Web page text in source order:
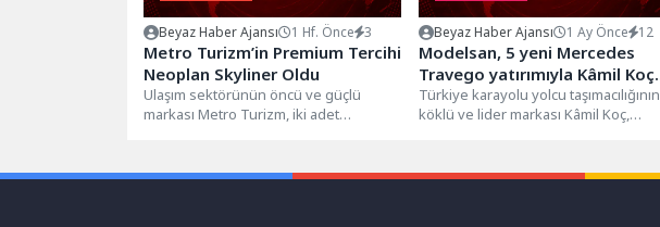
Beyaz Haber Ajansı 1 Hf. Önce 3
Metro Turizm’in Premium Tercihi
Neoplan Skyliner Oldu
Ulaşım sektörünün öncü ve güçlü
markası Metro Turizm, iki adet
Beyaz Haber Ajansı 1 Ay Önce 12
Modelsan, 5 yeni Mercedes
Travego yatırımıyla Kâmil Koç
filosuna güç kattı
Türkiye karayolu yolcu taşımacılığının
köklü ve lider markası Kâmil Koç,